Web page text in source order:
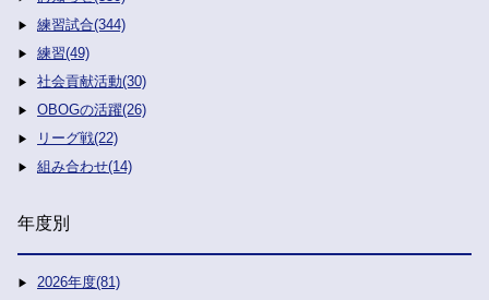
練習試合(344)
練習(49)
社会貢献活動(30)
OBOGの活躍(26)
リーグ戦(22)
組み合わせ(14)
年度別
2026年度(81)